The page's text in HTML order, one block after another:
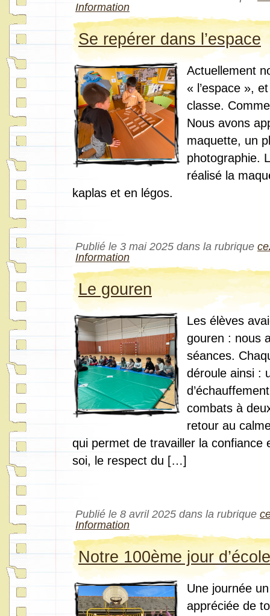
Information
Se repérer dans l’espace
Actuellement
« l’espace »,
classe.
Nous avons
maquette, un
photographie.
réalisé la
kaplas et en légos.
Publié le 3 mai 2025 dans la rubrique
Information
Le gouren
Les élèves
gouren : nous
séances.
déroule ainsi :
combats à
retour au
qui permet de travailler la confiance
soi, le respect du […]
Publié le 8 avril 2025 dans la rubrique
Information
Notre 100ème jour
Une journée
appréciée de